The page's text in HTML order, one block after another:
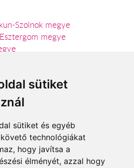
sütiket
sütiket és egyéb
technológiákat
hogy javítsa a
élményét, azzal hogy
Szolnok megye
megye
Bereg megye